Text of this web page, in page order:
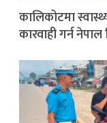
कालिकोटमा
कारवाही गर्न